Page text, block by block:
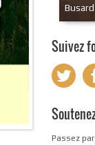
Suivez
Passez